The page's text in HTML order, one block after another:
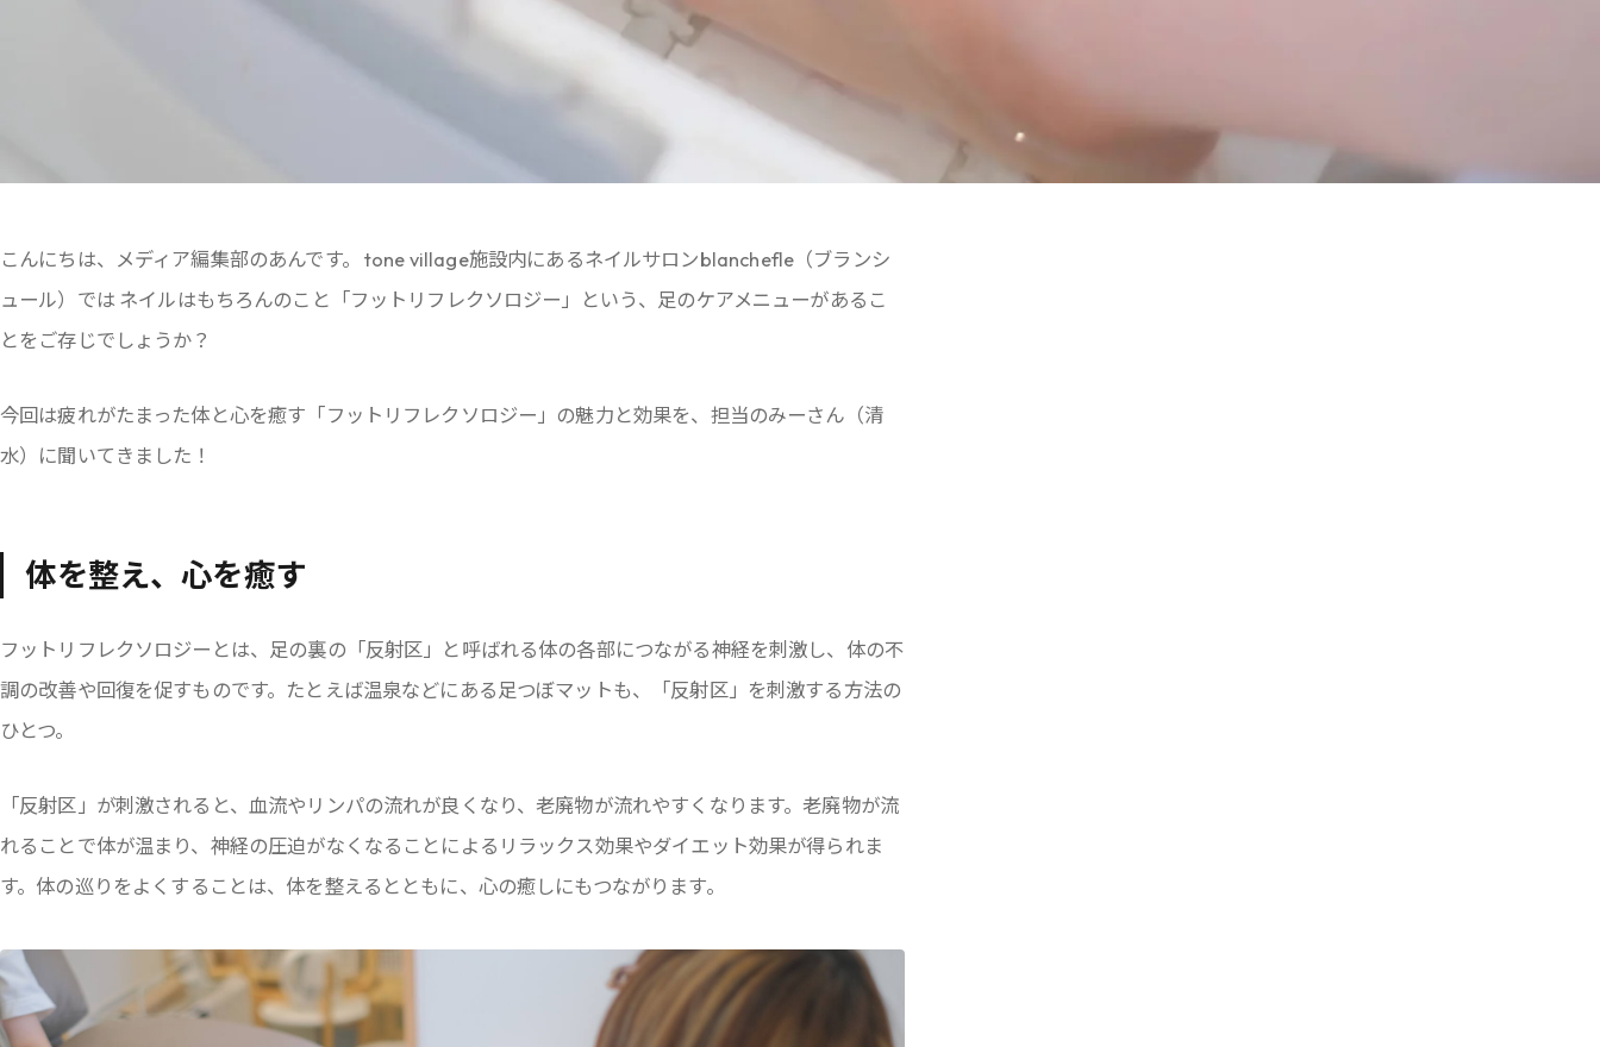
こんにちは、メディア編集部のあんです。 tone village施設内にあるネイルサロンblanchefle（ブランシ
ュール）では ネイルはもちろんのこと「フットリフレクソロジー」という、足のケアメニューがあるこ
とをご存じでしょうか？
今回は疲れがたまった体と心を癒す「フットリフレクソロジー」の魅力と効果を、担当のみーさん（清
水）に聞いてきました！
体を整え、心を癒す
フットリフレクソロジーとは、足の裏の「反射区」と呼ばれる体の各部につながる神経を刺激し、体の不
調の改善や回復を促すものです。たとえば温泉などにある足つぼマットも、「反射区」を刺激する方法の
ひとつ。
「反射区」が刺激されると、血流やリンパの流れが良くなり、老廃物が流れやすくなります。老廃物が流
れることで体が温まり、神経の圧迫がなくなることによるリラックス効果やダイエット効果が得られま
す。体の巡りをよくすることは、体を整えるとともに、心の癒しにもつながります。